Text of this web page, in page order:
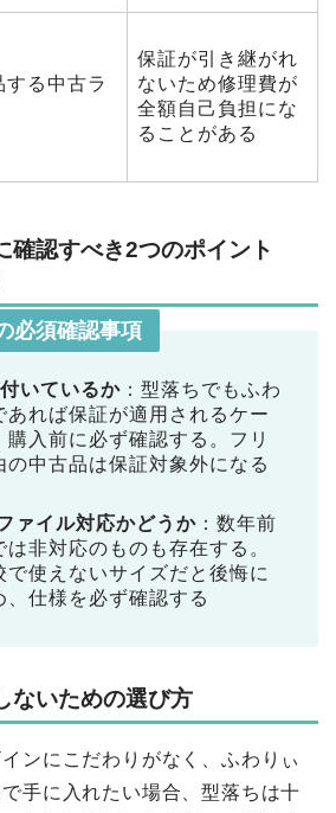
する中古ラ
保証が引き継がれ
ないため修理費が
全額自己負担にな
ることがある
確認すべき2つのポイント
必須確認事項
いているか ：型落ちでもふわ
あれば保証が適用されるケー
購入前に必ず確認する。フリ
の中古品は保証対象外になる
ァイル対応かどうか ：数年前
非対応のものも存在する。
で使えないサイズだと後悔に
、仕様を必ず確認する
ないための選び方
ンにこだわりがなく、ふわりぃ
手に入れたい場合、型落ちは十